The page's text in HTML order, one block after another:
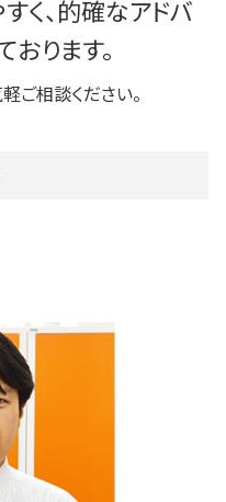
く、的確なアドバ
ります。
ご相談ください。